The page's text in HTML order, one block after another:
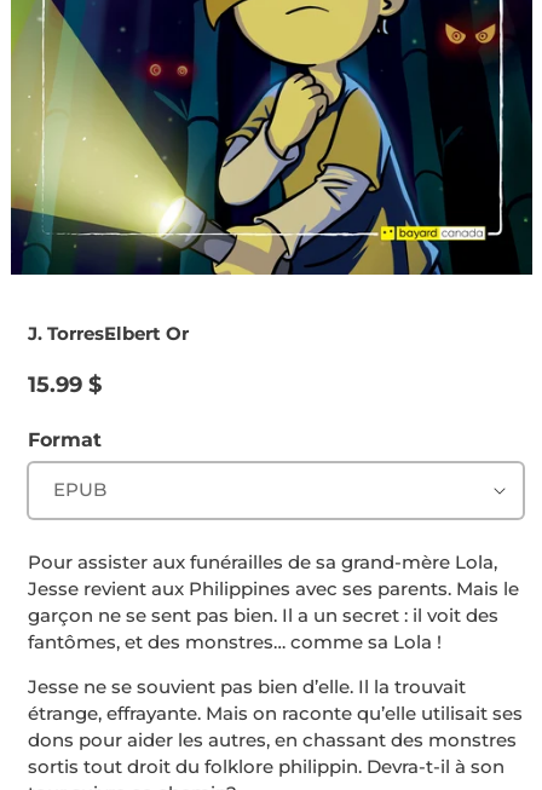
J. TorresElbert Or
Prix
15.99 $
Format
Pour assister aux funérailles de sa grand-mère Lola,
Jesse revient aux Philippines avec ses parents. Mais le
garçon ne se sent pas bien. Il a un secret : il voit des
fantômes, et des monstres… comme sa Lola !
Jesse ne se souvient pas bien d’elle. Il la trouvait
étrange, effrayante. Mais on raconte qu’elle utilisait ses
dons pour aider les autres, en chassant des monstres
sortis tout droit du folklore philippin. Devra-t-il à son